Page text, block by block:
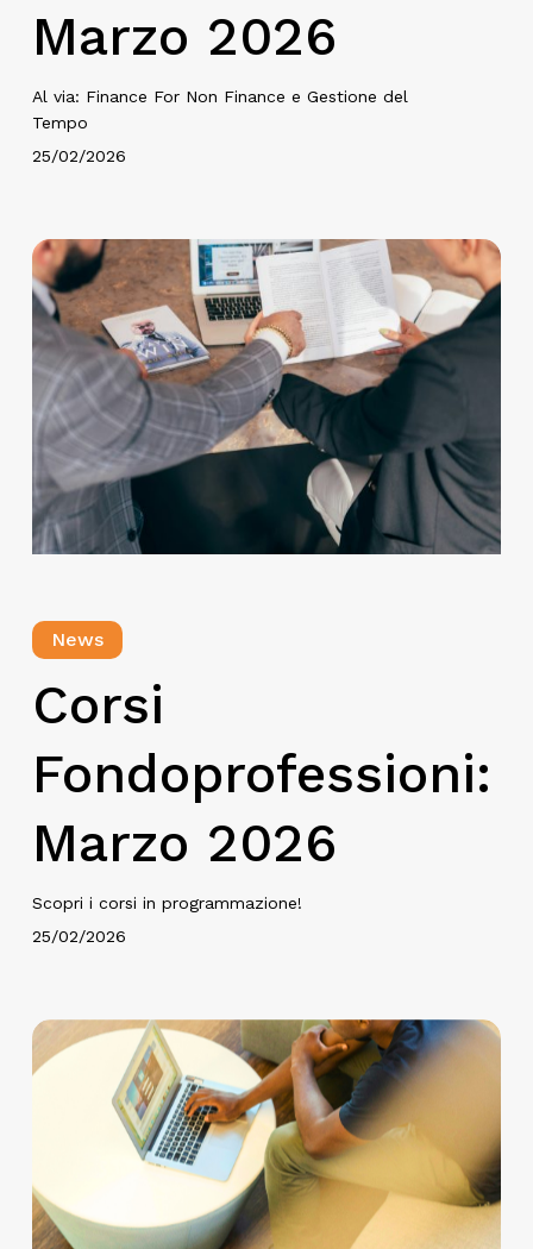
Marzo 2026
Al via: Finance For Non Finance e Gestione del
Tempo
25/02/2026
News
Corsi
Fondoprofessioni:
Marzo 2026
Scopri i corsi in programmazione!
25/02/2026